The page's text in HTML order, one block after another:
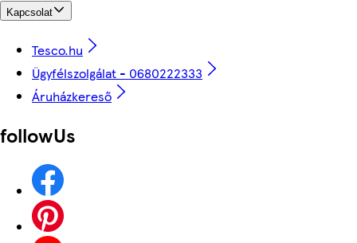
Kapcsolat
Tesco.hu
Ügyfélszolgálat - 0680222333
Áruházkereső
followUs